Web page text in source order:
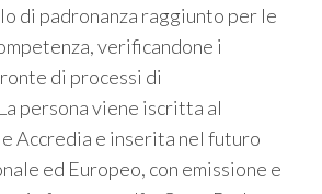
di padronanza raggiunto per le
verificandone i
di processi di
persona viene iscritta al
Accredia e inserita nel futuro
ed Europeo, con emissione e